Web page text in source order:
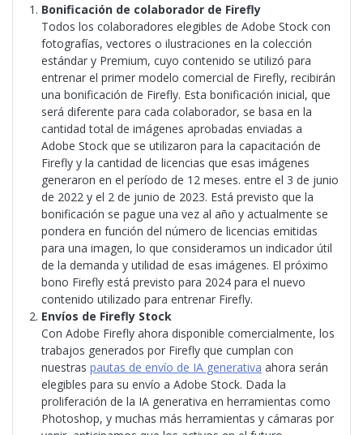
Bonificación de colaborador de Firefly
Todos los colaboradores elegibles de Adobe Stock con
fotografías, vectores o ilustraciones en la colección
estándar y Premium, cuyo contenido se utilizó para
entrenar el primer modelo comercial de Firefly, recibirán
una bonificación de Firefly. Esta bonificación inicial, que
será diferente para cada colaborador, se basa en la
cantidad total de imágenes aprobadas enviadas a
Adobe Stock que se utilizaron para la capacitación de
Firefly y la cantidad de licencias que esas imágenes
generaron en el período de 12 meses. entre el 3 de junio
de 2022 y el 2 de junio de 2023. Está previsto que la
bonificación se pague una vez al año y actualmente se
pondera en función del número de licencias emitidas
para una imagen, lo que consideramos un indicador útil
de la demanda y utilidad de esas imágenes. El próximo
bono Firefly está previsto para 2024 para el nuevo
contenido utilizado para entrenar Firefly.
Envíos de Firefly Stock
Con Adobe Firefly ahora disponible comercialmente, los
trabajos generados por Firefly que cumplan con
nuestras pautas de envío de IA generativa ahora serán
elegibles para su envío a Adobe Stock. Dada la
proliferación de la IA generativa en herramientas como
Photoshop, y muchas más herramientas y cámaras por